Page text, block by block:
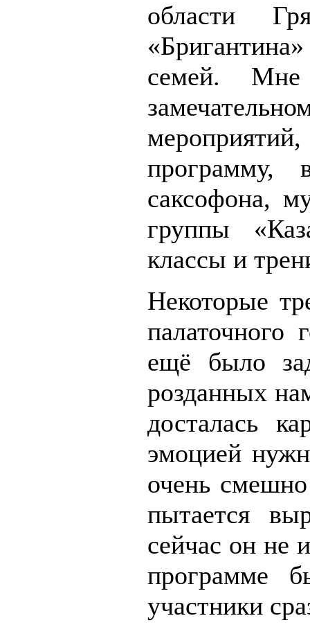
области
семей. Мне
программу,
саксофона,
группы
классы и
Некоторые
палаточного
ещё было
розданных
досталась
эмоцией
очень
пытается
сейчас он не
программе
участники